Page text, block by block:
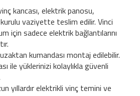
kancası, elektrik panosu,
vaziyette teslim edilir. Vinci
için sadece elektrik bağlantılarını
kumandası montaj edilebilir.
ile yüklerinizi kolaylıkla güvenli
yıllardır elektrikli vinç temini ve